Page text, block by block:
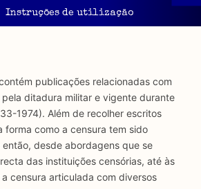
Instruções de utilização
publicações relacionadas com
ditadura militar e vigente durante
1974). Além de recolher escritos
forma como a censura tem sido
desde abordagens que se
das instituições censórias, até às
censura articulada com diversos